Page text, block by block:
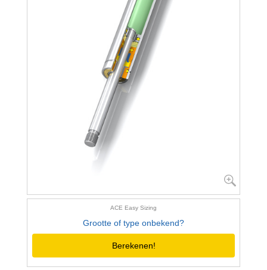
ACE Easy Sizing
Grootte of type onbekend?
Berekenen!